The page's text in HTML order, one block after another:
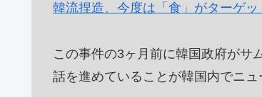
韓流捏造、今度は「食」がターゲッ
この事件の3ヶ月前に韓国政府がサ
話を進めていることが韓国内でニュ